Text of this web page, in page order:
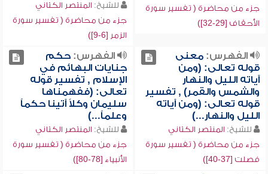
جزء من محاضرة ( تفسير سورة
الأحقاف [29-32])
للشيخ: المنتصر الكتاني
جزء من محاضرة ( تفسير سورة
الزمر [6-9])
الفهرس:معنى
قوله تعالى: (ومن
آياته الليل والنهار
والشمس والقمر) , تفسير
قوله تعالى: (ومن آياته
الليل والنهار...)
للشيخ: المنتصر الكتاني
جزء من محاضرة ( تفسير سورة
فصلت [37-40])
الفهرس:حكم
جنايات البهائم في
الإسلام , تفسير قوله
تعالى: (ففهمناها
سليمان وكلاً آتينا حكماً
وعلماً...)
للشيخ: المنتصر الكتاني
جزء من محاضرة ( تفسير سورة
الأنبياء [78-80])